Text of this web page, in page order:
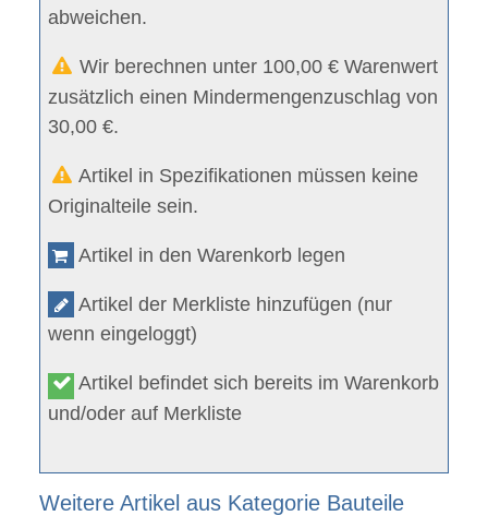
abweichen.
Wir berechnen unter 100,00 € Warenwert
zusätzlich einen Mindermengenzuschlag von
30,00 €.
Artikel in Spezifikationen müssen keine
Originalteile sein.
Artikel in den Warenkorb legen
Artikel der Merkliste hinzufügen (nur
wenn eingeloggt)
Artikel befindet sich bereits im Warenkorb
und/oder auf Merkliste
Weitere Artikel aus Kategorie Bauteile